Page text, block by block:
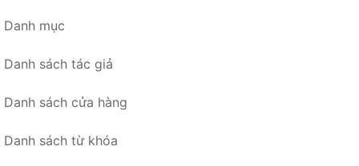
Danh mục
Danh sách tác giả
Danh sách cửa hàng
Danh sách từ khóa